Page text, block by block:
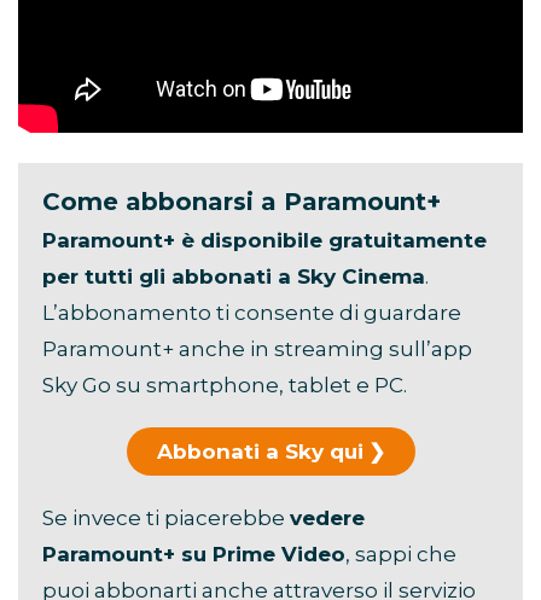
Come abbonarsi a Paramount+
Paramount+ è disponibile gratuitamente
per tutti gli abbonati a Sky Cinema.
L’abbonamento ti consente di guardare
Paramount+ anche in streaming sull’app
Sky Go su smartphone, tablet e PC.
Abbonati a Sky qui
Se invece ti piacerebbe vedere
Paramount+ su Prime Video, sappi che
puoi abbonarti anche attraverso il servizio